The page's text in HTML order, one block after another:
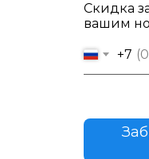
Скидка
вашим
+7